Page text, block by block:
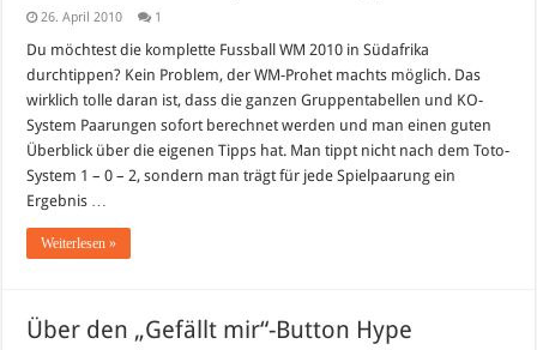
26. April 2010 1
Du möchtest die komplette Fussball WM 2010 in Südafrika
durchtippen? Kein Problem, der WM-Prohet machts möglich. Das
wirklich tolle daran ist, dass die ganzen Gruppentabellen und KO-
System Paarungen sofort berechnet werden und man einen guten
Überblick über die eigenen Tipps hat. Man tippt nicht nach dem Toto-
System 1 – 0 – 2, sondern man trägt für jede Spielpaarung ein
Ergebnis …
Weiterlesen »
Über den „Gefällt mir“-Button Hype